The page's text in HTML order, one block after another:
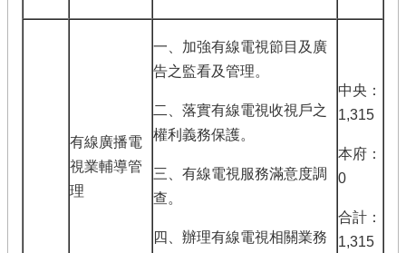
有線廣播電
視業輔導管
理
一、加強有線電視節目及廣
告之監看及管理。
二、落實有線電視收視戶之
權利義務保護。
三、有線電視服務滿意度調
查。
四、辦理有線電視相關業務
中央：
1,315
本府：
0
合計：
1,315